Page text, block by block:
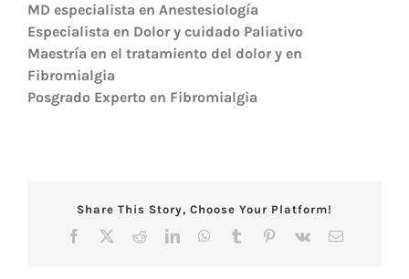
MD especialista en Anestesiología
Especialista en Dolor y cuidado Paliativo
Maestría en el tratamiento del dolor y en
Fibromialgia
Posgrado Experto en Fibromialgia
Share This Story, Choose Your Platform!
Facebook RedditLinkedInWhatsApp
Tumblr Pinterest
Vk
Correo